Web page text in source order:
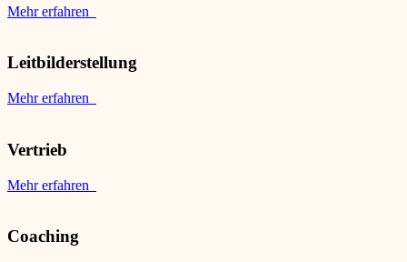
Mehr erfahren
Leitbilderstellung
Mehr erfahren
Vertrieb
Mehr erfahren
Coaching